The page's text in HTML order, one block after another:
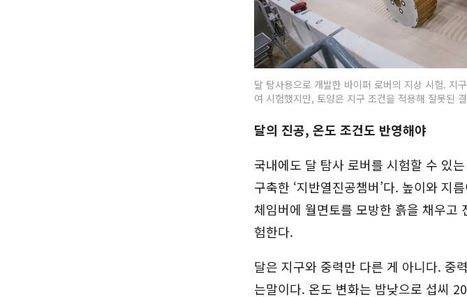
달 탐사용으로 개발한 바이퍼 로버의 지상 시험. 지
여 시험했지만, 토양은 지구 조건을 적용해 잘못된
달의 진공, 온도 조건도 반영해야
국내에도 달 탐사 로버를 시험할 수 있
구축한 ‘지반열진공챔버’다. 높이와
체임버에 월면토를 모방한 흙을 채우고
험한다.
달은 지구와 중력만 다른 게 아니다. 중
는말이다. 온도 변화는 밤낮으로 섭씨